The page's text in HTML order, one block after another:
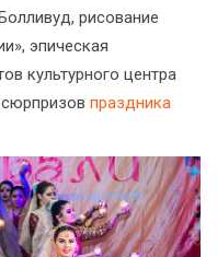
рисование
эпическая
культурного центра
праздника